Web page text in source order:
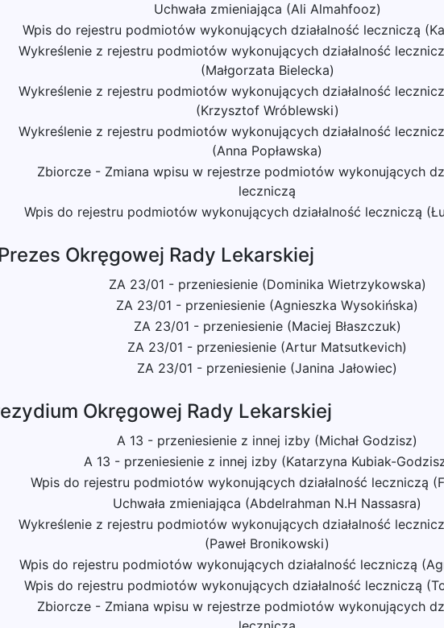
Uchwała zmieniająca (Ali Almahfooz)
Wpis do rejestru podmiotów wykonujących działalność leczniczą
Wykreślenie z rejestru podmiotów wykonujących działalność
(Małgorzata Bielecka)
Wykreślenie z rejestru podmiotów wykonujących działalność
(Krzysztof Wróblewski)
Wykreślenie z rejestru podmiotów wykonujących działalność
(Anna Popławska)
Zbiorcze - Zmiana wpisu w rejestrze podmiotów wykonujących
leczniczą
Wpis do rejestru podmiotów wykonujących działalność leczniczą
Okręgowej Rady Lekarskiej
ZA 23/01 - przeniesienie (Dominika Wietrzykowska)
ZA 23/01 - przeniesienie (Agnieszka Wysokińska)
ZA 23/01 - przeniesienie (Maciej Błaszczuk)
ZA 23/01 - przeniesienie (Artur Matsutkevich)
ZA 23/01 - przeniesienie (Janina Jałowiec)
Okręgowej Rady Lekarskiej
A 13 - przeniesienie z innej izby (Michał Godzisz)
A 13 - przeniesienie z innej izby (Katarzyna Kubiak-
Wpis do rejestru podmiotów wykonujących działalność leczniczą
Uchwała zmieniająca (Abdelrahman N.H Nassasra)
Wykreślenie z rejestru podmiotów wykonujących działalność
(Paweł Bronikowski)
Wpis do rejestru podmiotów wykonujących działalność leczniczą
Wpis do rejestru podmiotów wykonujących działalność leczniczą
Zbiorcze - Zmiana wpisu w rejestrze podmiotów wykonujących